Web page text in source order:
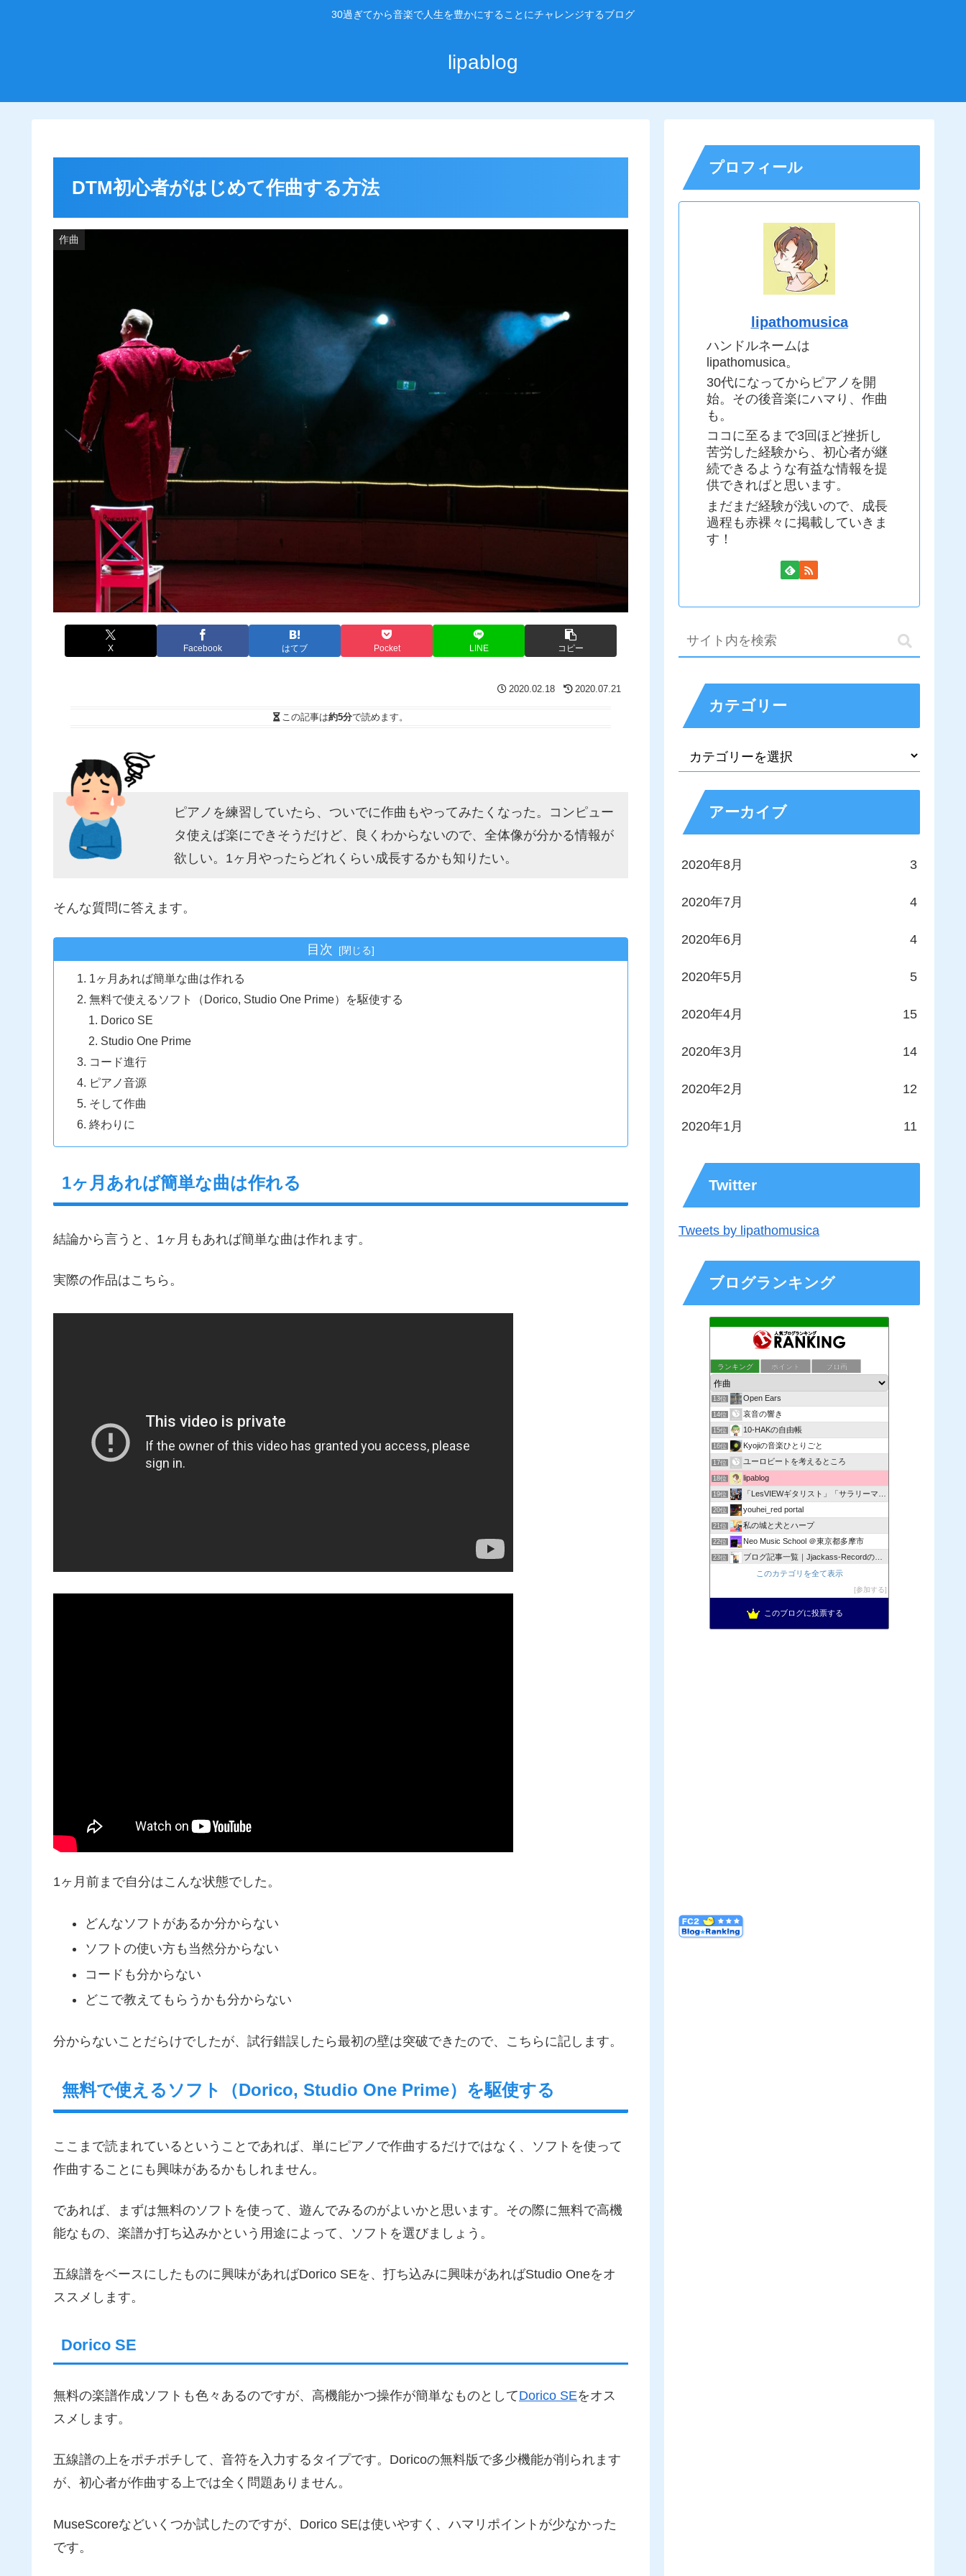
30過ぎてから音楽で人生を豊かにすることにチャレンジするブログ
lipablog
DTM初心者がはじめて作曲する方法
作曲
X Facebook はてブ Pocket LINE コピー
2020.02.18 2020.07.21
この記事は約5分で読めます。
ピアノを練習していたら、ついでに作曲もやってみたくなった。コンピュー
タ使えば楽にできそうだけど、良くわからないので、全体像が分かる情報が
欲しい。1ヶ月やったらどれくらい成長するかも知りたい。
そんな質問に答えます。
目次
1ヶ月あれば簡単な曲は作れる
無料で使えるソフト（Dorico, Studio One Prime）を駆使する
Dorico SE
Studio One Prime
コード進行
ピアノ音源
そして作曲
終わりに
1ヶ月あれば簡単な曲は作れる
結論から言うと、1ヶ月もあれば簡単な曲は作れます。
実際の作品はこちら。
1ヶ月前まで自分はこんな状態でした。
どんなソフトがあるか分からない
ソフトの使い方も当然分からない
コードも分からない
どこで教えてもらうかも分からない
分からないことだらけでしたが、試行錯誤したら最初の壁は突破できたので、こちらに記します。
無料で使えるソフト（Dorico, Studio One Prime）を駆使する
ここまで読まれているということであれば、単にピアノで作曲するだけではなく、ソフトを使って
作曲することにも興味があるかもしれません。
であれば、まずは無料のソフトを使って、遊んでみるのがよいかと思います。その際に無料で高機
能なもの、楽譜か打ち込みかという用途によって、ソフトを選びましょう。
五線譜をベースにしたものに興味があればDorico SEを、打ち込みに興味があればStudio Oneをオ
ススメします。
Dorico SE
無料の楽譜作成ソフトも色々あるのですが、高機能かつ操作が簡単なものとしてDorico SEをオス
スメします。
五線譜の上をポチポチして、音符を入力するタイプです。Doricoの無料版で多少機能が削られます
が、初心者が作曲する上では全く問題ありません。
MuseScoreなどいくつか試したのですが、Dorico SEは使いやすく、ハマリポイントが少なかった
です。
プロフィール
lipathomusica
ハンドルネームは
lipathomusica。
30代になってからピアノを開
始。その後音楽にハマり、作曲
も。
ココに至るまで3回ほど挫折し
苦労した経験から、初心者が継
続できるような有益な情報を提
供できればと思います。
まだまだ経験が浅いので、成長
過程も赤裸々に掲載していきま
す！
カテゴリー
アーカイブ
2020年8月 3
2020年7月 4
2020年6月 4
2020年5月 5
2020年4月 15
2020年3月 14
2020年2月 12
2020年1月 11
Twitter
Tweets by lipathomusica
ブログランキング
ランキング ポイント ブロ画
11位 SNSに書くには長すぎる
12位
13位 Open Ears
14位 哀音の響き
15位 10-HAKの自由帳
16位 Kyojiの音楽ひとりごと
17位 ユーロビートを考えるところ
18位 lipablog
19位 「LesVIEWギタリスト」「サラリーマン」しのびんのブログ
20位 youhei_red portal
21位 私の城と犬とハープ
22位 Neo Music School ＠東京都多摩市
23位 ブログ記事一覧｜Jjackass-Recordのブログ
不器用ド貧乏日記
このカテゴリを全て表示
参加する
このブログに投票する